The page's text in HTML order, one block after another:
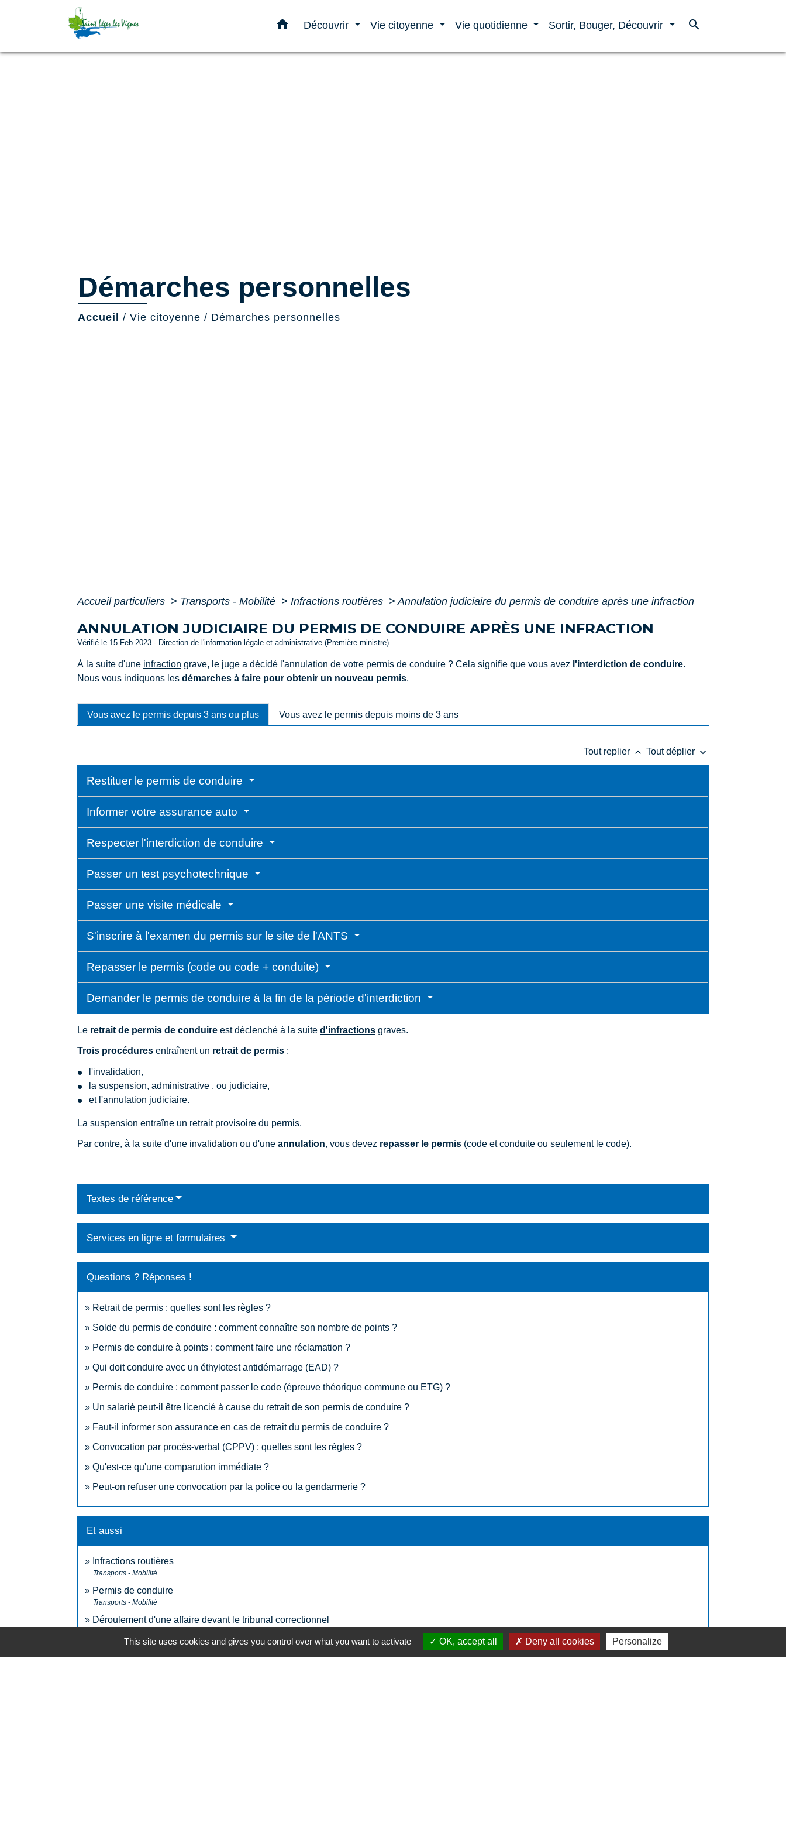
home Découvrir Vie citoyenne Vie quotidienne Sortir, Bouger, Découvrir search
Démarches personnelles
Accueil / Vie citoyenne / Démarches personnelles
Accueil particuliers > Transports - Mobilité > Infractions routières > Annulation judiciaire du permis de conduire après une infraction
ANNULATION JUDICIAIRE DU PERMIS DE CONDUIRE APRÈS UNE INFRACTION
Vérifié le 15 Feb 2023 - Direction de l'information légale et administrative (Première ministre)
À la suite d'une infraction grave, le juge a décidé l'annulation de votre permis de conduire ? Cela signifie que vous avez l'interdiction de conduire.
Nous vous indiquons les démarches à faire pour obtenir un nouveau permis.
Vous avez le permis depuis 3 ans ou plus Vous avez le permis depuis moins de 3 ans
Tout replier keyboard_arrow_up Tout déplier keyboard_arrow_down
Restituer le permis de conduire
Informer votre assurance auto
Respecter l'interdiction de conduire
Passer un test psychotechnique
Passer une visite médicale
S'inscrire à l'examen du permis sur le site de l'ANTS
Repasser le permis (code ou code + conduite)
Demander le permis de conduire à la fin de la période d'interdiction
Le retrait de permis de conduire est déclenché à la suite d'infractions graves.
Trois procédures entraînent un retrait de permis :
l'invalidation,
la suspension, administrative , ou judiciaire,
et l'annulation judiciaire.
La suspension entraîne un retrait provisoire du permis.
Par contre, à la suite d'une invalidation ou d'une annulation, vous devez repasser le permis (code et conduite ou seulement le code).
Textes de référence
Services en ligne et formulaires
Questions ? Réponses !
Retrait de permis : quelles sont les règles ?
Solde du permis de conduire : comment connaître son nombre de points ?
Permis de conduire à points : comment faire une réclamation ?
Qui doit conduire avec un éthylotest antidémarrage (EAD) ?
Permis de conduire : comment passer le code (épreuve théorique commune ou ETG) ?
Un salarié peut-il être licencié à cause du retrait de son permis de conduire ?
Faut-il informer son assurance en cas de retrait du permis de conduire ?
Convocation par procès-verbal (CPPV) : quelles sont les règles ?
Qu'est-ce qu'une comparution immédiate ?
Peut-on refuser une convocation par la police ou la gendarmerie ?
Et aussi
Infractions routières
Transports - Mobilité
Permis de conduire
Transports - Mobilité
Déroulement d'une affaire devant le tribunal correctionnel
This site uses cookies and gives you control over what you want to activate OK, accept all Deny all cookies Personalize